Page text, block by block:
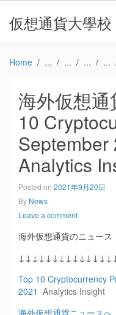
仮想通貨大學校
Home
海外仮想
10
September
Analytics
Posted on 2021年9月20日
By News
Leave a comment
海外仮想通貨のニュース
Top 10 Cryptocurrency
2021 Analytics Insight
海外仮想通貨ニュースへ